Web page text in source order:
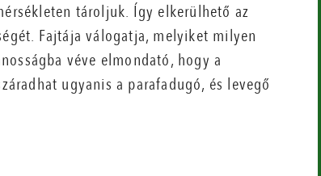
tároljuk. Így elkerülhető az
Fajtája válogatja, melyiket milyen
véve elmondató, hogy a
ugyanis a parafadugó, és levegő